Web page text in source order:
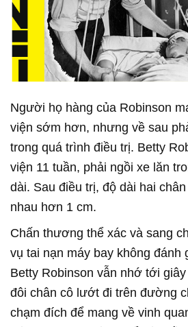
Người họ hàng của Robinson
viện sớm hơn, nhưng về sau
trong quá trình điều trị. Betty
viện 11 tuần, phải ngồi xe lăn
dài. Sau điều trị, độ dài hai
nhau hơn 1 cm.
Chấn thương thể xác và sang
vụ tai nạn máy bay không đánh
Betty Robinson vẫn nhớ tới
đôi chân cô lướt đi trên đường
chạm đích để mang về vinh